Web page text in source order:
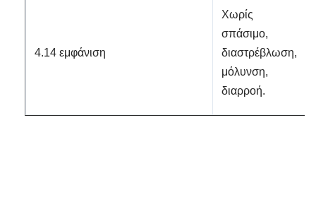
4.14 εμφάνιση
Χωρίς
σπάσιμο,
διαστρέβλωση,
μόλυνση,
διαρροή.